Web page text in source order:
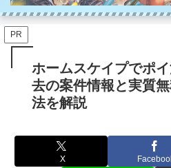
PR
ホームスケイプでポ
去の案件情報と実質
法を解説
X